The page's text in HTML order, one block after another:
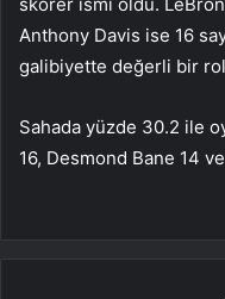
Anthony Davis ise 16
galibiyette değerli bir rol
Sahada yüzde 30.2 ile
16, Desmond Bane 14